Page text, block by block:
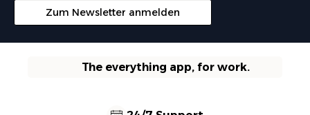
Zum Newsletter anmelden
The everything app, for work.